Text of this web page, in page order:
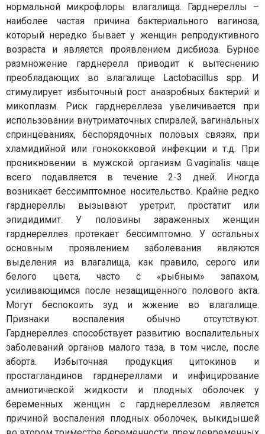
нормальной микрофлоры влагалища. Гарднереллы –
наиболее частая причина бактериального вагиноза,
который нередко бывает у женщин репродуктивного
возраста и является проявлением дисбиоза. Бурное
размножение гарднерелл приводит к вытеснению
преобладающих во влагалище Lactobacillus spp. И
стимулирует избыточный рост анаэробных бактерий и
микоплазм. Риск гарднереллеза увеличивается при
использовании внутриматочных спиралей, вагинальных
спринцеваниях, беспорядочных половых связях, при
хламидийной или гонококковой инфекции и т.д. При
проникновении в мужской организм G.vaginalis чаще
всего подавляется в течение 2-3 дней. Иногда
возникает бессимптомное носительство. Крайне редко
гарднереллы вызывают уретрит, простатит или
эпидидимит. У половины зараженных женщин
гарднереллез протекает бессимптомно. У остальных
основным проявлением заболевания являются
выделения из влагалища, как правило, серого или
белого цвета, часто с «рыбным» запахом,
усиливающимся после незащищенного полового акта.
Могут беспокоить зуд и жжение во влагалище.
Признаки воспаления обычно отсутствуют.
Гарднереллез способствует развитию воспалительных
заболеваний органов малого таза, в том числе, после
аборта. Избыточная продукция цитокинов и
простагландинов гарднереллами и инфицирование
амниотической жидкости и плодных оболочек у
беременных женщин с гарднереллезом является
причиной воспаления плодных оболочек, выкидышей